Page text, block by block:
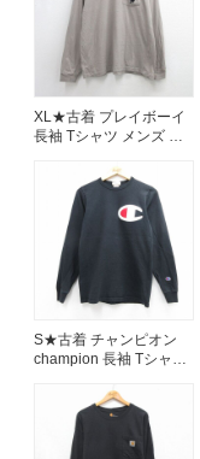
XL★古着 プレイボーイ
長袖 Tシャツ メンズ 胸
クルーネック グレー
26aug10
S★古着 チャンピオン
champion 長袖 Tシャツ
ゴ コットン クルーネッ
ク ブラック 26aug10